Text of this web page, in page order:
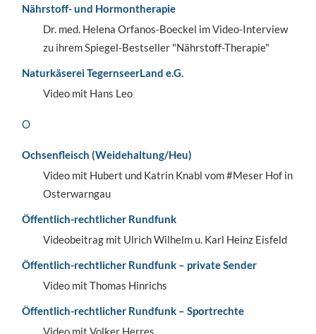
Nährstoff- und Hormontherapie
Dr. med. Helena Orfanos-Boeckel im Video-Interview
zu ihrem Spiegel-Bestseller "Nährstoff-Therapie"
Naturkäserei TegernseerLand e.G.
Video mit Hans Leo
O
Ochsenfleisch (Weidehaltung/Heu)
Video mit Hubert und Katrin Knabl vom #Meser Hof in
Osterwarngau
Öffentlich-rechtlicher Rundfunk
Videobeitrag mit Ulrich Wilhelm u. Karl Heinz Eisfeld
Öffentlich-rechtlicher Rundfunk – private Sender
Video mit Thomas Hinrichs
Öffentlich-rechtlicher Rundfunk – Sportrechte
Video mit Volker Herres